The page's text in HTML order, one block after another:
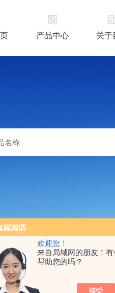
欢迎您！
来自局域网的朋友！有
帮助您的吗？
产品中心 关于
/ 煤粉仓过程分析系统的